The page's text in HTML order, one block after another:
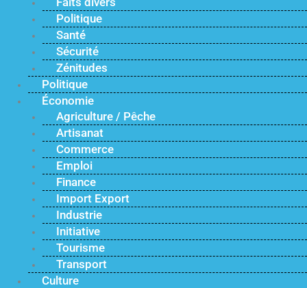
Politique
Santé
Sécurité
Zénitudes
Politique
Économie
Agriculture / Pêche
Artisanat
Commerce
Emploi
Finance
Import Export
Industrie
Initiative
Tourisme
Transport
Culture